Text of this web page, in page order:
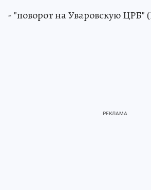
- "поворот на Уваровскую ЦРБ"